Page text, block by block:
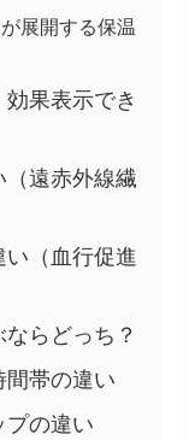
展開する保温
果表示でき
遠赤外線繊
（血行促進
らどっち？
帯の違い
の違い